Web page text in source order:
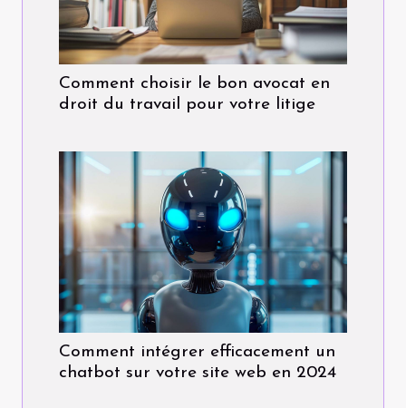
Comment choisir le bon avocat en
droit du travail pour votre litige
Comment intégrer efficacement un
chatbot sur votre site web en 2024